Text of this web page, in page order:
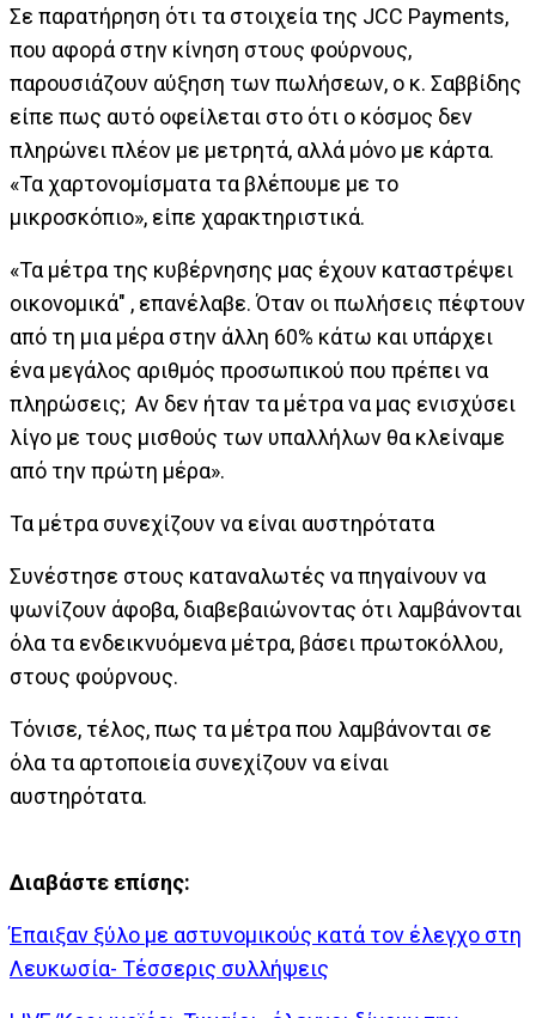
Σε παρατήρηση ότι τα στοιχεία της JCC Payments,
που αφορά στην κίνηση στους φούρνους,
παρουσιάζουν αύξηση των πωλήσεων, ο κ. Σαββίδης
είπε πως αυτό οφείλεται στο ότι ο κόσμος δεν
πληρώνει πλέον με μετρητά, αλλά μόνο με κάρτα.
«Τα χαρτονομίσματα τα βλέπουμε με το
μικροσκόπιο», είπε χαρακτηριστικά.
«Τα μέτρα της κυβέρνησης μας έχουν καταστρέψει
οικονομικά" , επανέλαβε. Όταν οι πωλήσεις πέφτουν
από τη μια μέρα στην άλλη 60% κάτω και υπάρχει
ένα μεγάλος αριθμός προσωπικού που πρέπει να
πληρώσεις; Αν δεν ήταν τα μέτρα να μας ενισχύσει
λίγο με τους μισθούς των υπαλλήλων θα κλείναμε
από την πρώτη μέρα».
Τα μέτρα συνεχίζουν να είναι αυστηρότατα
Συνέστησε στους καταναλωτές να πηγαίνουν να
ψωνίζουν άφοβα, διαβεβαιώνοντας ότι λαμβάνονται
όλα τα ενδεικνυόμενα μέτρα, βάσει πρωτοκόλλου,
στους φούρνους.
Τόνισε, τέλος, πως τα μέτρα που λαμβάνονται σε
όλα τα αρτοποιεία συνεχίζουν να είναι
αυστηρότατα.
Διαβάστε επίσης:
Έπαιξαν ξύλο με αστυνομικούς κατά τον έλεγχο στη
Λευκωσία- Τέσσερις συλλήψεις